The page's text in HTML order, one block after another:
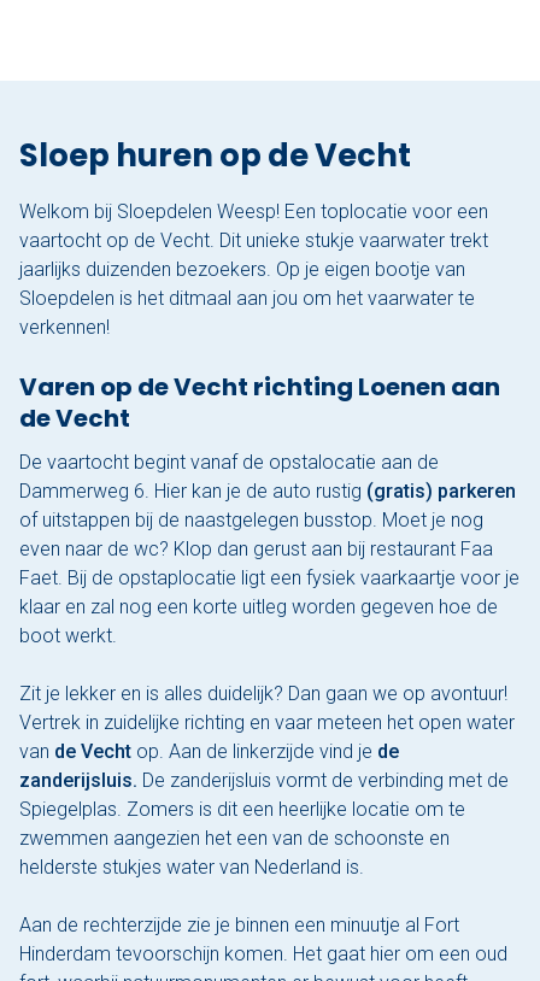
Over Sloepdelen
Veel gestelde vragen
Werken bij Sloepdelen
Algemene voorwaarden
Nu reserveren
Sloep huren op de Vecht
Welkom bij Sloepdelen Weesp! Een toplocatie voor een
vaartocht op de Vecht. Dit unieke stukje vaarwater trekt
jaarlijks duizenden bezoekers. Op je eigen bootje van
Sloepdelen is het ditmaal aan jou om het vaarwater te
verkennen!
Varen op de Vecht richting Loenen aan
de Vecht
De vaartocht begint vanaf de opstalocatie aan de
Dammerweg 6. Hier kan je de auto rustig (gratis) parkeren
of uitstappen bij de naastgelegen busstop. Moet je nog
even naar de wc? Klop dan gerust aan bij restaurant Faa
Faet. Bij de opstaplocatie ligt een fysiek vaarkaartje voor je
klaar en zal nog een korte uitleg worden gegeven hoe de
boot werkt.
Zit je lekker en is alles duidelijk? Dan gaan we op avontuur!
Vertrek in zuidelijke richting en vaar meteen het open water
van de Vecht op. Aan de linkerzijde vind je de
zanderijsluis. De zanderijsluis vormt de verbinding met de
Spiegelplas. Zomers is dit een heerlijke locatie om te
zwemmen aangezien het een van de schoonste en
helderste stukjes water van Nederland is.
Aan de rechterzijde zie je binnen een minuutje al Fort
Hinderdam tevoorschijn komen. Het gaat hier om een oud